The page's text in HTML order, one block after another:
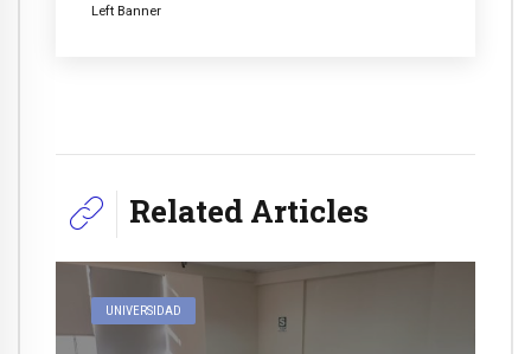
Left Banner
Related Articles
UNIVERSIDAD